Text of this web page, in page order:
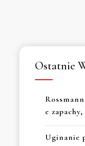
Ostatnie
e
Uginanie